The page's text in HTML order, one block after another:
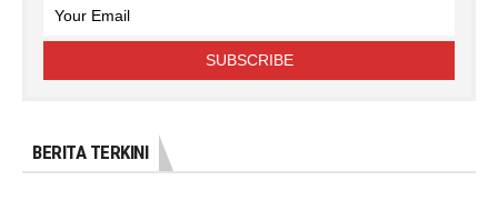
BERITA TERKINI